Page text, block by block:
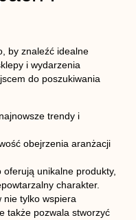
by znaleźć idealne
i wydarzenia
do poszukiwania
trendy i
obejrzenia aranżacji
oferują unikalne produkty,
charakter.
nie tylko wspiera
także pozwala stworzyć